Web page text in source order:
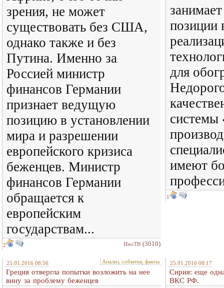
зрения, не может
существовать без США,
однако также и без
Путина. Именно за
Россией министр
финансов Германии
признает ведущую
позицию в установлении
мира и разрешении
европейского кризиса
беженцев. Министр
финансов Германии
обращается к
европейским
государствам...
2 ИноТВ (3010)
позиции
для
системы
имеют
1
25.01.2016 08:56 Анализ, события, факты
Греция отвергла попытки возложить на нее
вину за проблему беженцев
25.01.2016 08:17
Сирия: еще
ВКС РФ.